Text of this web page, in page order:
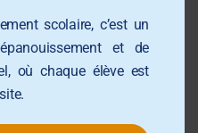
intellectuel,
éducatif structuré,
fondé sur des valeurs
scolaire, c’est un
et de
où chaque élève est